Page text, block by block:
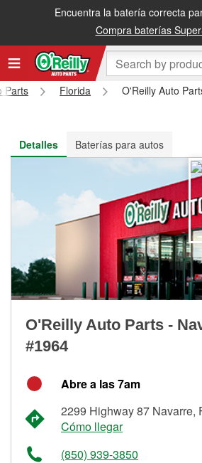
Encuentra la batería correcta
Compra baterías
Recibe tu orden gratis al día siguiente o
Parts Florida
O'Reilly Auto
Detalles
Baterías para autos
O'Reilly Auto Parts -
#1964
Abre a las 7am
2299 Highway 87 Navarre,
Cómo llegar
(850) 939-3850